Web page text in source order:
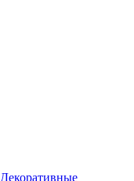
Декоративные